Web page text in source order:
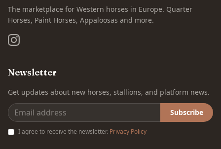
The marketplace for Western horses in Europe. Quarter
Horses, Paint Horses, Appaloosas and more.
Newsletter
Get updates about new horses, stallions, and platform news.
Subscribe
I agree to receive the newsletter. Privacy Policy